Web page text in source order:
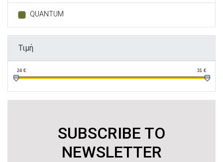
QUANTUM
Τιμή
24 € 31 €
SUBSCRIBE TO
NEWSLETTER